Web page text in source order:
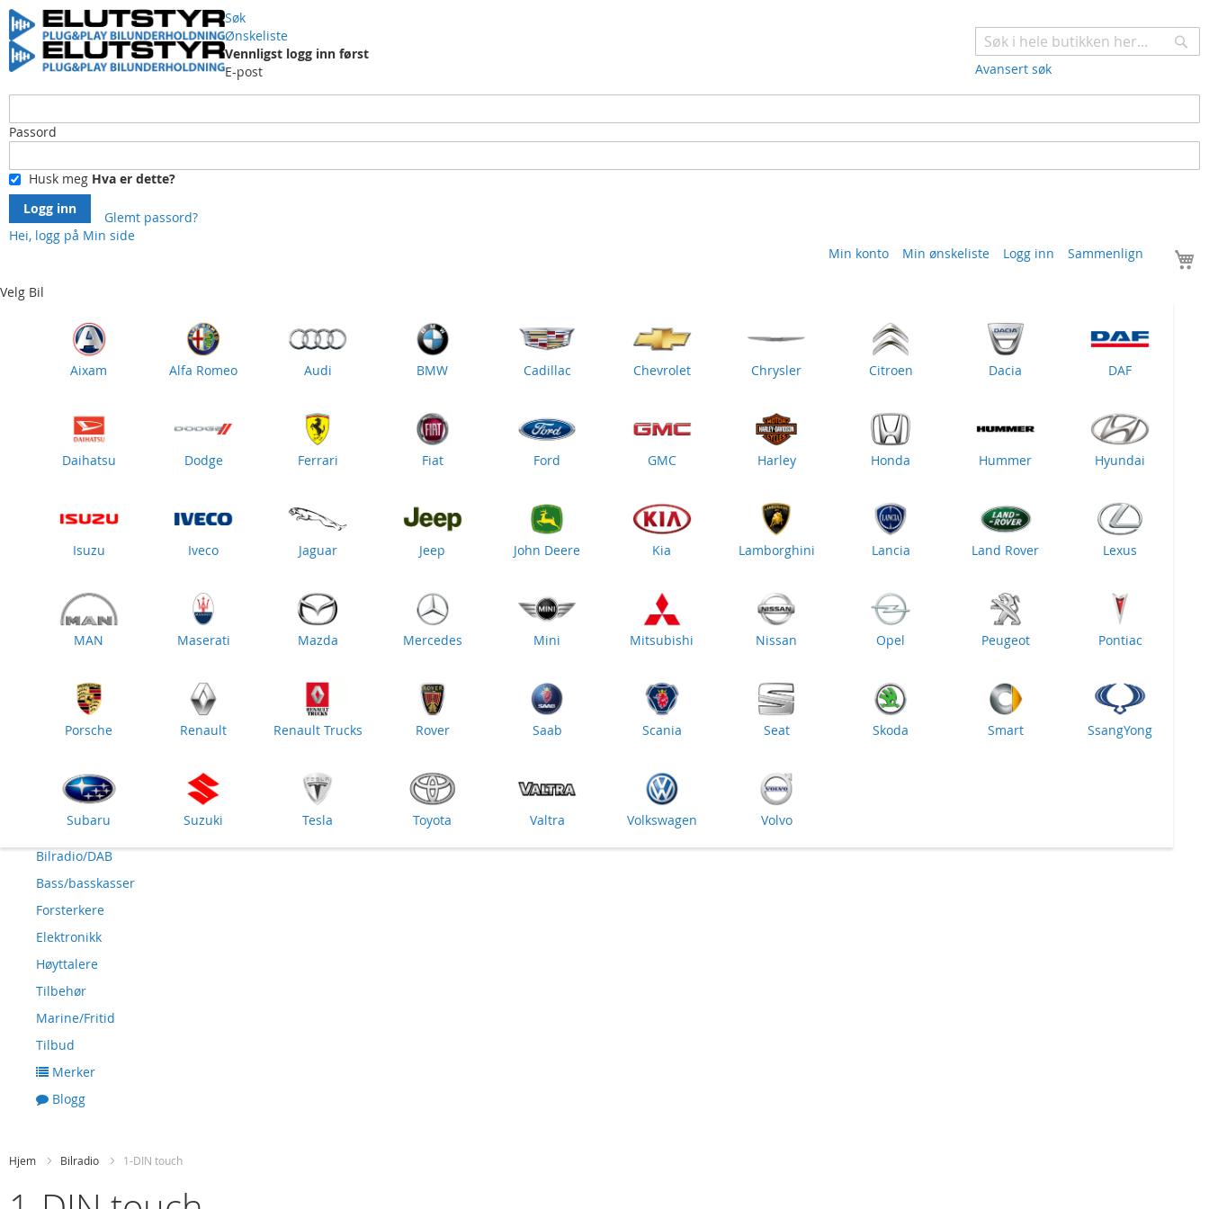
Søk
Avansert søk
Søk
Ønskeliste
Vennligst logg inn først
E-post
Passord
Husk meg Hva er dette?
Logg inn
Glemt passord?
Hei, logg på Min side
Min konto Min ønskeliste Logg inn Sammenlign
Content
Velg Bil
Aixam Alfa Romeo Audi BMW Cadillac Chevrolet Chrysler Citroen Dacia DAF
Daihatsu Dodge Ferrari Fiat Ford GMC Harley Honda Hummer Hyundai
Isuzu Iveco Jaguar Jeep John Deere Kia Lamborghini Lancia Land Rover Lexus
MAN Maserati Mazda Mercedes Mini Mitsubishi Nissan Opel Peugeot Pontiac
Porsche Renault Renault Trucks Rover Saab Scania Seat Skoda Smart SsangYong
Subaru Suzuki Tesla Toyota Valtra Volkswagen Volvo
Bilradio/DAB
Bass/basskasser
Forsterkere
Elektronikk
Høyttalere
Tilbehør
Marine/Fritid
Tilbud
Merker
Blogg
Hjem Bilradio 1-DIN touch